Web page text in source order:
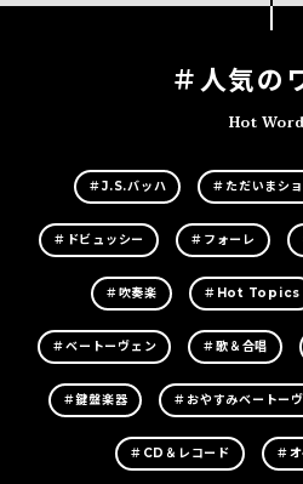
＃人気の
Hot
＃J.S.バッハ ＃ただいまシ
＃ドビュッシー ＃フォーレ
＃吹奏楽 ＃Hot Topics
＃ベートーヴェン ＃歌＆合唱
＃鍵盤楽器 ＃おやすみベートー
＃CD＆レコード ＃